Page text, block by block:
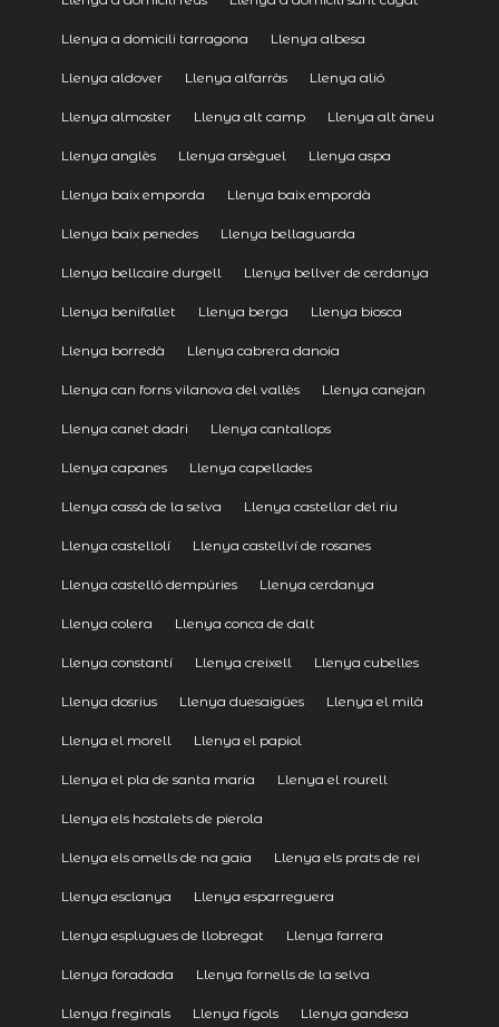
Llenya a domicili tarragona Llenya albesa
Llenya aldover Llenya alfarràs Llenya alió
Llenya almoster Llenya alt camp Llenya alt àneu
Llenya anglès Llenya arsèguel Llenya aspa
Llenya baix emporda Llenya baix empordà
Llenya baix penedes Llenya bellaguarda
Llenya bellcaire durgell Llenya bellver de cerdanya
Llenya benifallet Llenya berga Llenya biosca
Llenya borredà Llenya cabrera danoia
Llenya can forns vilanova del vallès Llenya canejan
Llenya canet dadri Llenya cantallops
Llenya capanes Llenya capellades
Llenya cassà de la selva Llenya castellar del riu
Llenya castellolí Llenya castellví de rosanes
Llenya castelló dempúries Llenya cerdanya
Llenya colera Llenya conca de dalt
Llenya constantí Llenya creixell Llenya cubelles
Llenya dosrius Llenya duesaigües Llenya el milà
Llenya el morell Llenya el papiol
Llenya el pla de santa maria Llenya el rourell
Llenya els hostalets de pierola
Llenya els omells de na gaia Llenya els prats de rei
Llenya esclanya Llenya esparreguera
Llenya esplugues de llobregat Llenya farrera
Llenya foradada Llenya fornells de la selva
Llenya freginals Llenya fígols Llenya gandesa